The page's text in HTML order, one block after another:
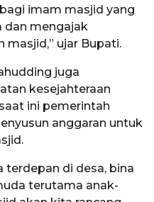
imam masjid yang
dan mengajak
ujar Bupati.
juga
kesejahteraan
ini pemerintah
anggaran untuk
terdepan di desa, bina
terutama anak-